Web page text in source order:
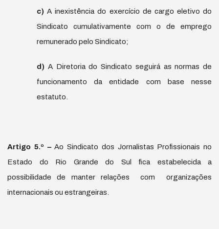
c) A inexistência do exercício de cargo eletivo do
Sindicato cumulativamente com o de emprego
remunerado pelo Sindicato;
d) A Diretoria do Sindicato seguirá as normas de
funcionamento da entidade com base nesse
estatuto.
Artigo 5.º –Ao Sindicato dos Jornalistas Profissionais no
Estado do Rio Grande do Sul fica estabelecida a
possibilidade de manter relações com organizações
internacionais ou estrangeiras.